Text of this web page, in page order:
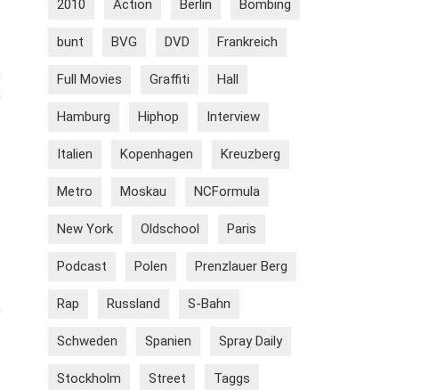
2010 Action Berlin Bombing
bunt BVG DVD Frankreich
Full Movies Graffiti Hall
Hamburg Hiphop Interview
Italien Kopenhagen Kreuzberg
Metro Moskau NCFormula
New York Oldschool Paris
Podcast Polen Prenzlauer Berg
Rap Russland S-Bahn
Schweden Spanien Spray Daily
Stockholm Street Taggs